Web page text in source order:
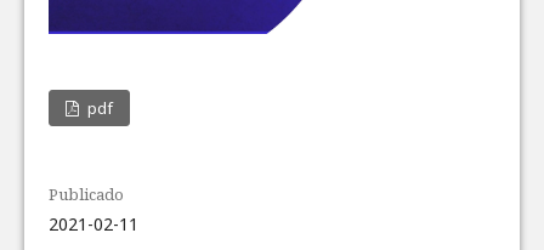
pdf
Publicado
2021-02-11